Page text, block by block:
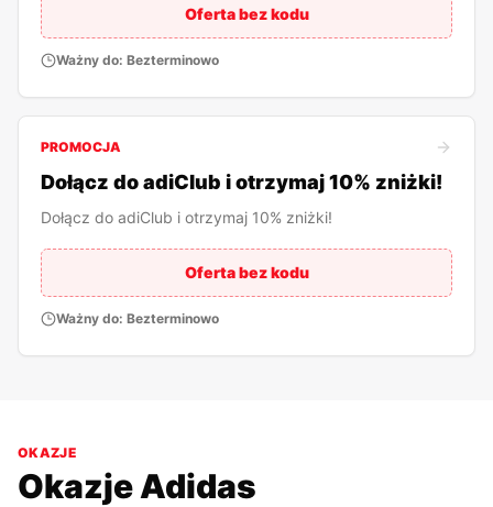
Oferta bez kodu
Ważny do: Bezterminowo
PROMOCJA
Dołącz do adiClub i otrzymaj 10% zniżki!
Dołącz do adiClub i otrzymaj 10% zniżki!
Oferta bez kodu
Ważny do: Bezterminowo
OKAZJE
OkazjeAdidas